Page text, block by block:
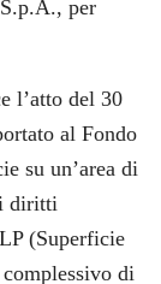
per
l’atto del 30
al Fondo
su un’area di
diritti
(Superficie
di